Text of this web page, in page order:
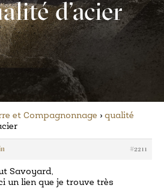
d’acier
et Compagnonnage › qualité
#2211
Savoyard,
un lien que je trouve très